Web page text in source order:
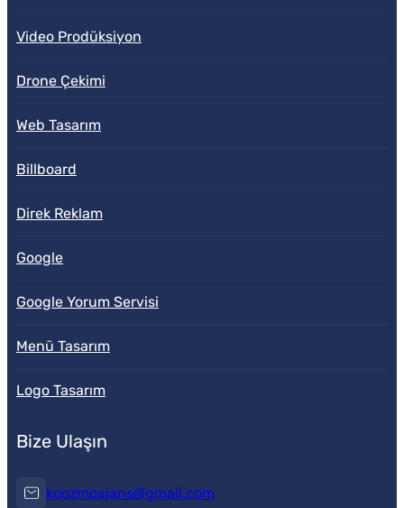
Video Prodüksiyon
Drone Çekimi
Web Tasarım
Billboard
Direk Reklam
Google
Google Yorum Servisi
Menü Tasarım
Logo Tasarım
Bize Ulaşın
koozmoajans@gmail.com